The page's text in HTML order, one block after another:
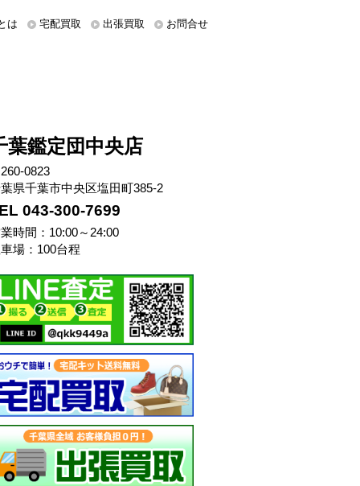
は 宅配買取 出張買取 お問合せ
葉鑑定団中央店
0823
県千葉市中央区塩田町385-2
043-300-7699
時間：10:00～24:00
場：100台程